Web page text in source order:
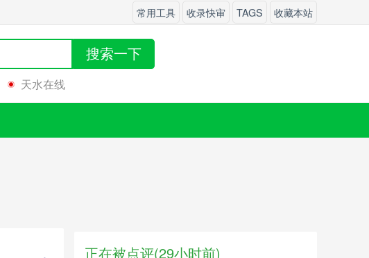
常用工具 收录快审 TAGS 收藏本站
搜索一下
天水在线
正在被点评(29小时前)